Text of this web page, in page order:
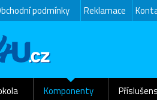
podmínky Reklamace
Komponenty